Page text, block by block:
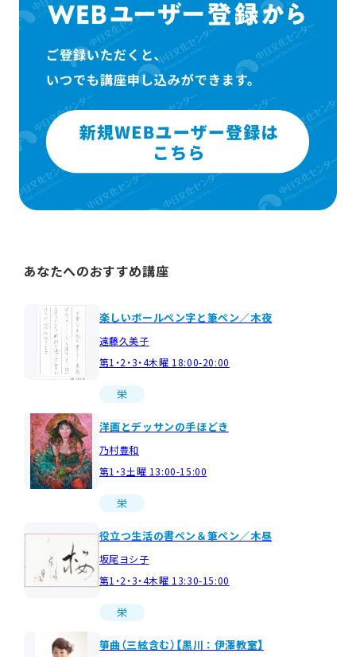
あなたへのおすすめ講座
楽しいボールペン字と筆ペン／木夜
遠藤久美子
第1・2・3・4木曜 18:00-20:00
栄
洋画とデッサンの手ほどき
乃村豊和
第1・3土曜 13:00-15:00
栄
役立つ生活の書ペン＆筆ぺン／木昼
坂尾ヨシ子
第1・2・3・4木曜 13:30-15:00
栄
箏曲（三絃含む）【黒川：伊澤教室】